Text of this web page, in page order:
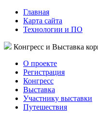
Главная
Карта сайта
Технологии и ПО
Конгресс и Выставка
О проекте
Регистрация
Конгресс
Выставка
Участнику выставки
Путешествия